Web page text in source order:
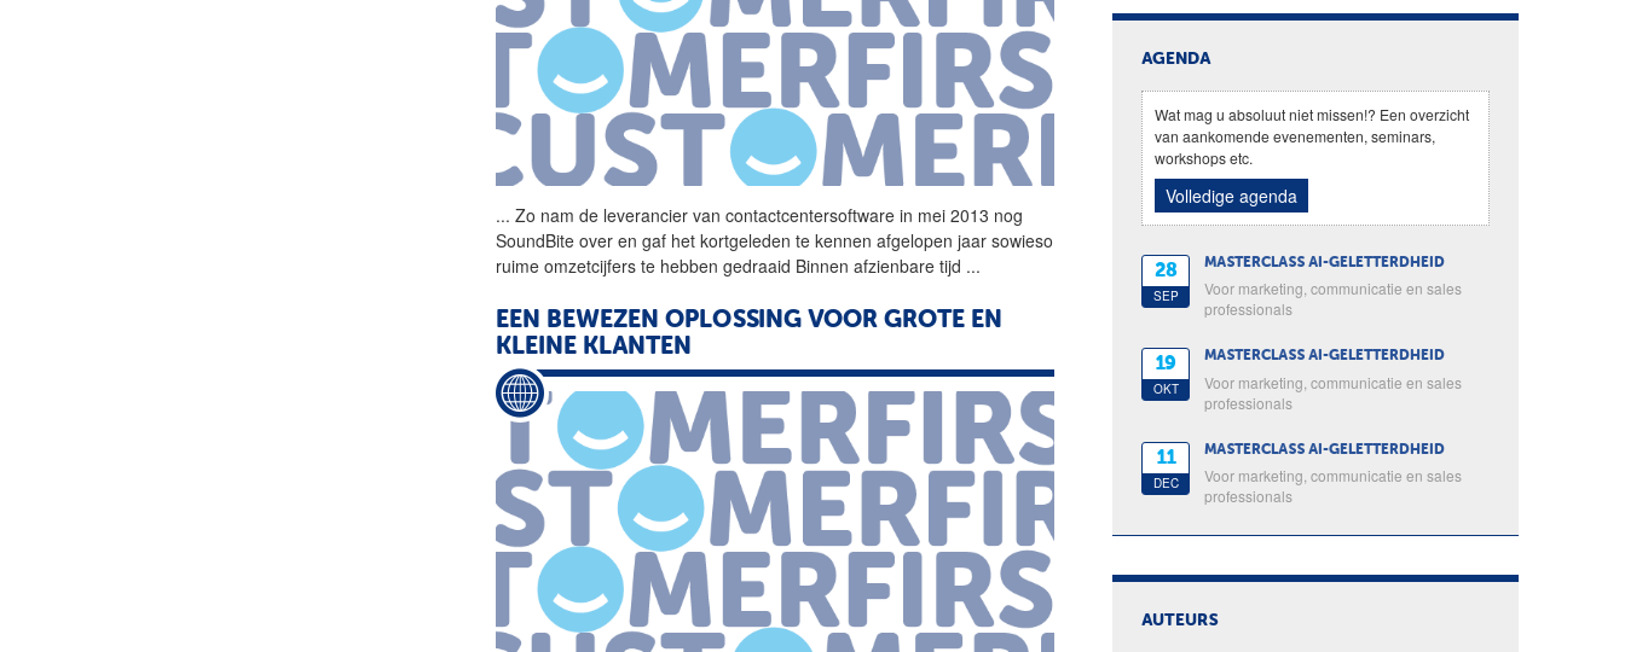
... Zo nam de leverancier vancontactcentersoftware in mei 2013 nog
SoundBite over en gaf het kortgeleden te kennen afgelopen jaar sowieso
ruime omzetcijfers te hebben gedraaid Binnen afzienbare tijd ...
EEN BEWEZEN OPLOSSING VOOR GROTE EN
KLEINE KLANTEN
AGENDA
Wat mag u absoluut niet missen!? Een overzicht
van aankomende evenementen, seminars,
workshops etc.
Volledige agenda
28
SEP
MASTERCLASS AI-GELETTERDHEID
Voor marketing, communicatie en sales
professionals
19
OKT
MASTERCLASS AI-GELETTERDHEID
Voor marketing, communicatie en sales
professionals
11
DEC
MASTERCLASS AI-GELETTERDHEID
Voor marketing, communicatie en sales
professionals
AUTEURS